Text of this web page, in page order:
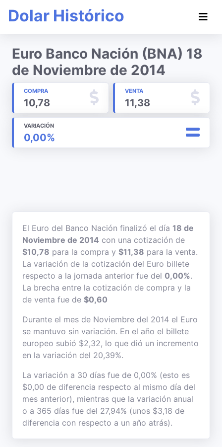
Dolar Histórico
Euro Banco Nación (BNA) 18
de Noviembre de 2014
COMPRA
10,78
VENTA
11,38
VARIACIÓN
0,00%
El Euro del Banco Nación finalizó el día 18 de
Noviembre de 2014 con una cotización de
$10,78 para la compra y $11,38 para la venta.
La variación de la cotización del Euro billete
respecto a la jornada anterior fue del 0,00%.
La brecha entre la cotización de compra y la
de venta fue de $0,60
Durante el mes de Noviembre del 2014 el Euro
se mantuvo sin variación. En el año el billete
europeo subió $2,32, lo que dió un incremento
en la variación del 20,39%.
La variación a 30 días fue de 0,00% (esto es
$0,00 de diferencia respecto al mismo día del
mes anterior), mientras que la variación anual
o a 365 días fue del 27,94% (unos $3,18 de
diferencia con respecto a un año atrás).